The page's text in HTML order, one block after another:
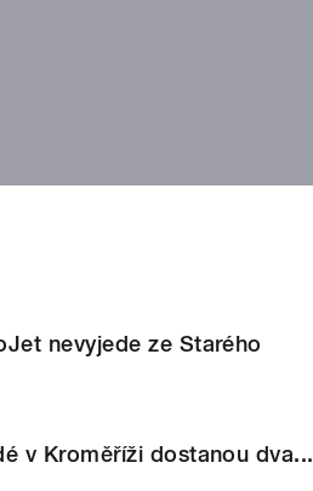
nevyjede ze Starého
v Kroměříži dostanou dva...